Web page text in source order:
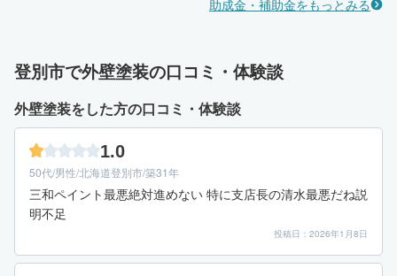
助成金・補助金をもっとみる
登別市で外壁塗装の口コミ・体験談
外壁塗装をした方の口コミ・体験談
1.0
50代/男性/北海道登別市/築31年
三和ペイント最悪絶対進めない 特に支店長の清水最悪だね説
明不足
投稿日：2026年1月8日